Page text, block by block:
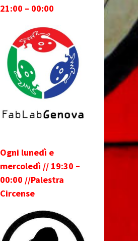
21:00 – 00:00
Ogni lunedì e
mercoledì // 19:30 –
00:00 //Palestra
Circense